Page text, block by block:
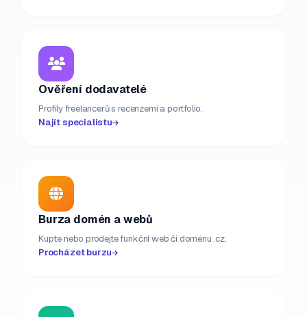
Ověření dodavatelé
Profily freelancerů s recenzemi a portfolio.
Najít specialistu
Burza domén a webů
Kupte nebo prodejte funkční web či doménu .cz.
Procházet burzu